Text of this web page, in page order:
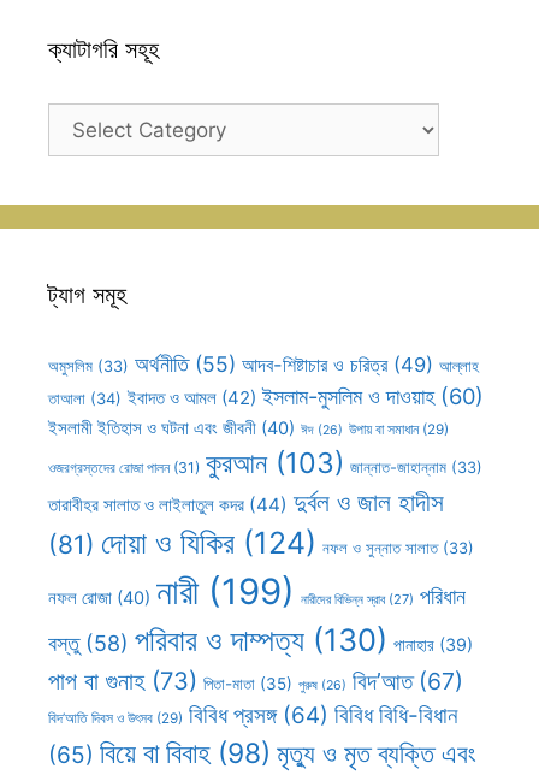
ক্যাটাগরি সহূহ
ক্যাটাগরি
ট্যাগ সমূহ
অমুসলিম (33) অর্থনীতি(55) আদব-শিষ্টাচার ও চরিত্র(49) আল্লাহ
তাআলা (34) ইবাদত ও আমল (42) ইসলাম-মুসলিম ও দাওয়াহ(60)
ইসলামী ইতিহাস ও ঘটনা এবং জীবনী (40) ঈদ (26) উপায় বা সমাধান(29)
ওজরগ্রস্তদের রোজা পালন(31) কুরআন(103) জান্নাত-জাহান্নাম (33)
তারাবীহর সালাত ও লাইলাতুল কদর (44) দুর্বল ও জাল হাদীস
(81) দোয়া ও যিকির (124) নফল ও সুন্নাত সালাত(33)
নফল রোজা (40) নারী(199) নারীদের বিভিন্ন স্রাব(27) পরিধান
বস্তু(58) পরিবার ও দাম্পত্য (130) পানাহার (39)
পাপ বা গুনাহ(73) পিতা-মাতা (35) পুরুষ (26) বিদ’আত(67)
বিদ’আতি দিবস ও উৎসব (29) বিবিধ প্রসঙ্গ(64) বিবিধ বিধি-বিধান
(65) বিয়ে বা বিবাহ (98) মৃত্যু ও মৃত ব্যক্তি এবং